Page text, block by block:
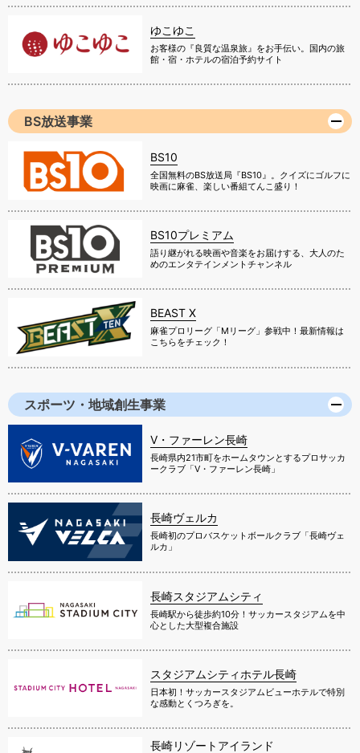
ゆこゆこ
お客様の『良質な温泉旅』をお手伝い。国内の旅
館・宿・ホテルの宿泊予約サイト
BS放送事業
BS10
全国無料のBS放送局『BS10』。クイズにゴルフに
映画に麻雀、楽しい番組てんこ盛り！
BS10プレミアム
語り継がれる映画や音楽をお届けする、大人のた
めのエンタテインメントチャンネル
BEAST X
麻雀プロリーグ「Mリーグ」参戦中！最新情報は
こちらをチェック！
スポーツ・地域創生事業
V・ファーレン長崎
長崎県内21市町をホームタウンとするプロサッカ
ークラブ「V・ファーレン長崎」
長崎ヴェルカ
長崎初のプロバスケットボールクラブ「長崎ヴェ
ルカ」
長崎スタジアムシティ
長崎駅から徒歩約10分！サッカースタジアムを中
心とした大型複合施設
スタジアムシティホテル長崎
日本初！サッカースタジアムビューホテルで特別
な感動とくつろぎを。
長崎リゾートアイランド